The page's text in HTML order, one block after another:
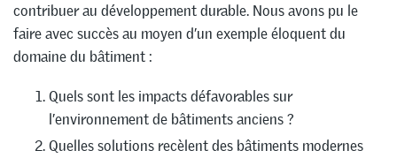
contribuer au développement durable. Nous avons pu le
faire avec succès au moyen d’un exemple éloquent du
domaine du bâtiment :
Quels sont les impacts défavorables sur
l’environnement de bâtiments anciens ?
Quelles solutions recèlent des bâtiments modernes